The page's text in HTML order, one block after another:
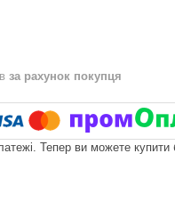
за рахунок покупця
Тепер ви можете